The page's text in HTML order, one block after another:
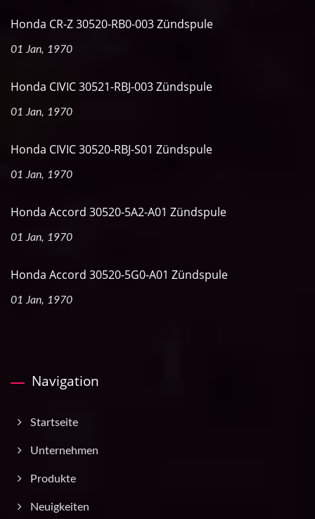
Honda CR-Z 30520-RB0-003 Zündspule
01 Jan, 1970
Honda CIVIC 30521-RBJ-003 Zündspule
01 Jan, 1970
Honda CIVIC 30520-RBJ-S01 Zündspule
01 Jan, 1970
Honda Accord 30520-5A2-A01 Zündspule
01 Jan, 1970
Honda Accord 30520-5G0-A01 Zündspule
01 Jan, 1970
Navigation
Startseite
Unternehmen
Produkte
Neuigkeiten